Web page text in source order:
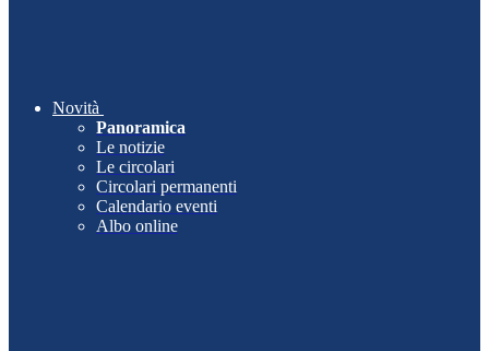
Novità
Panoramica
Le notizie
Le circolari
Circolari permanenti
Calendario eventi
Albo online